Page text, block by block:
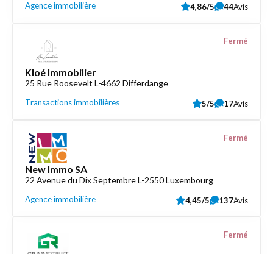
Agence immobilière 4,86/5 44Avis
Kloé Immobilier
25 Rue Roosevelt L-4662 Differdange
Transactions immobilières
Fermé
5/5 17Avis
New Immo SA
22 Avenue du Dix Septembre L-2550 Luxembourg
Agence immobilière
Fermé
4,45/5 137Avis
Fermé